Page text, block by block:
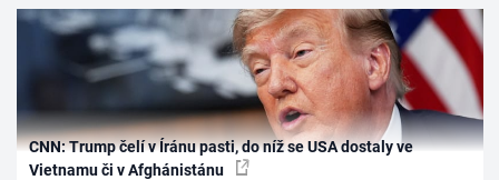
CNN: Trump čelí v Íránu pasti, do níž se USA dostaly ve
Vietnamu či v Afghánistánu